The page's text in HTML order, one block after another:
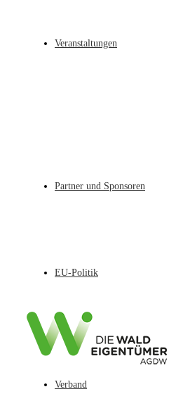
Veranstaltungen
Partner und Sponsoren
EU-Politik
Verband